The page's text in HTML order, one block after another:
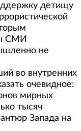
детищу
СМИ
не
во внутренних
очевидное:
мирных
тысяч
Запада на